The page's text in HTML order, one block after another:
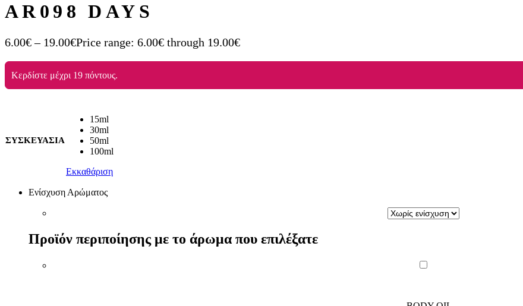
AR098 DAYS
6.00€ – 19.00€Price range: 6.00€ through 19.00€
Κερδίστε μέχρι 19 πόντους.
ΣΥΣΚΕΥΑΣΙΑ
15ml
30ml
50ml
100ml
Εκκαθάριση
Ενίσχυση Αρώματος
Προϊόν περιποίησης με το άρωμα που επιλέξατε